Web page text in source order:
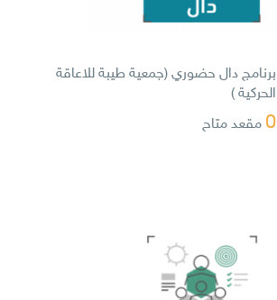
برنامج دال حضوري (جمعية طيبة للاعاقة
الحركية )
0 مقعد متاح